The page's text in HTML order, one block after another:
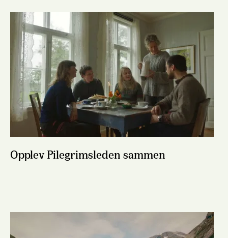
Opplev Pilegrimsleden sammen